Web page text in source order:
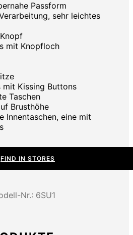
Passform
sehr leichtes
mit Knopfloch
mit Kissing Buttons
Taschen
Brusthöhe
Innentaschen, eine mit
FIND IN STORES
Nr.: 6SU1